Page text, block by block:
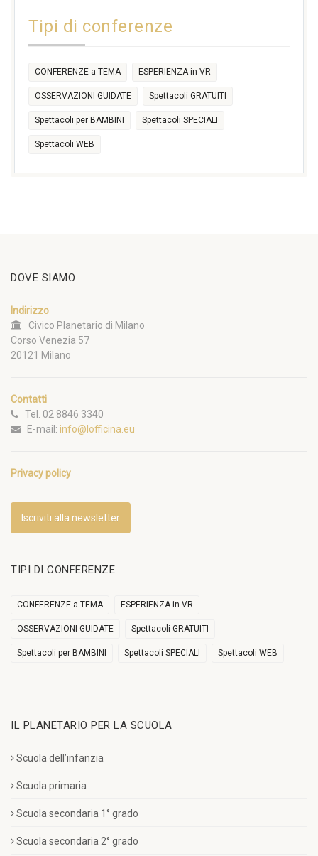
17:30
Tipi di conferenze
CONFERENZE a TEMA ESPERIENZA in VR
OSSERVAZIONI GUIDATE Spettacoli GRATUITI
Spettacoli per BAMBINI Spettacoli SPECIALI
Spettacoli WEB
DOVE SIAMO
Indirizzo
Civico Planetario di Milano
Corso Venezia 57
20121 Milano
Contatti
Tel. 02 8846 3340
E-mail: info@lofficina.eu
Privacy policy
Iscriviti alla newsletter
TIPI DI CONFERENZE
CONFERENZE a TEMA ESPERIENZA in VR
OSSERVAZIONI GUIDATE Spettacoli GRATUITI
Spettacoli per BAMBINI Spettacoli SPECIALI Spettacoli WEB
IL PLANETARIO PER LA SCUOLA
Scuola dell’infanzia
Scuola primaria
Scuola secondaria 1° grado
Scuola secondaria 2° grado